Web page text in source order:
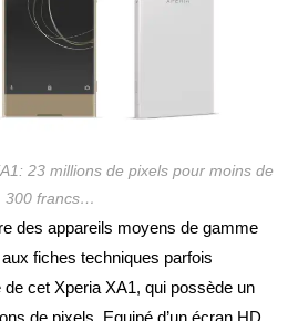
23 millions de pixels pour moins de
300 francs…
des appareils moyens de gamme
fiches techniques parfois
cet Xperia XA1, qui possède un
de pixels. Equipé d’un écran HD